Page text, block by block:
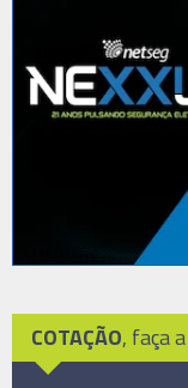
COTAÇÃO, faça